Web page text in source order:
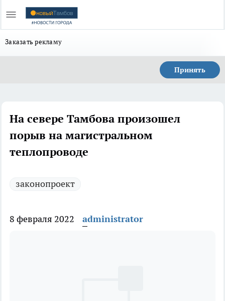
Заказать рекламу
Принять
На севере Тамбова произошел
порыв на магистральном
теплопроводе
законопроект
8 февраля 2022 administrator